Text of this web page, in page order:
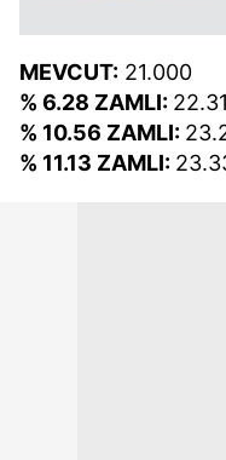
MEVCUT: 21.000
% 6.28 ZAMLI:
% 10.56 ZAMLI:
% 11.13 ZAMLI: